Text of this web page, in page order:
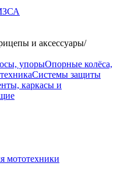
и аксессуары/
упорыОпорные колёса,
Системы защиты
каркасы и
мототехники